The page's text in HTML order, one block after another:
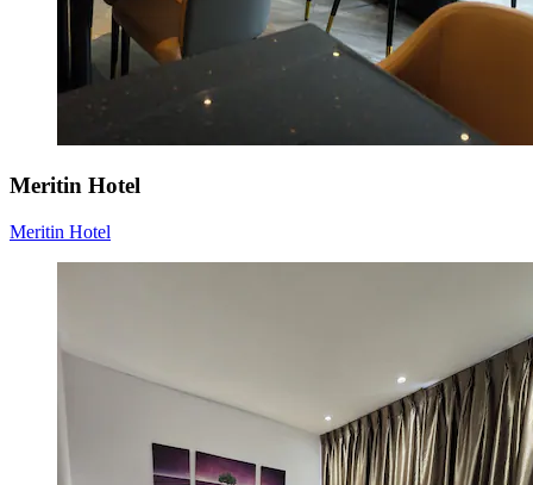
Meritin Hotel
Meritin Hotel